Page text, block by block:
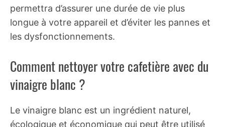
permettra d’assurer une durée de vie plus
longue à votre appareil et d’éviter les pannes et
les dysfonctionnements.
Comment nettoyer votre cafetière avec du
vinaigre blanc ?
Le vinaigre blanc est un ingrédient naturel,
écologique et économique qui peut être utilisé